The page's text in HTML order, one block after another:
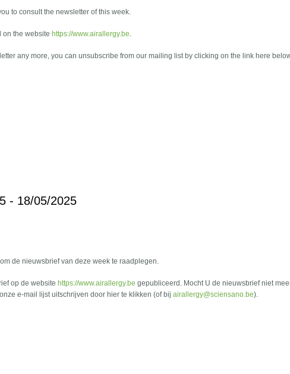
to consult the newsletter of this week.
on the website https://www.airallergy.be.
any more, you can unsubscribe from our mailing list by clicking on the link here
- 18/05/2025
de nieuwsbrief van deze week te raadplegen.
op de website https://www.airallergy.be gepubliceerd. Mocht U de nieuwsbrief niet
e-mail lijst uitschrijven door hier te klikken (of bijairallergy@sciensano.be).